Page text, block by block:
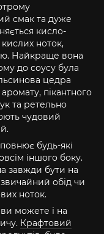
смак та дуже
кисло-
ноток,
Найкраще вона
до соусу була
цедра
пікантного
та ретельно
чудовий
будь-які
іншого боку.
завжди бути на
обід чи
ноток.
можете і на
Крафтовий